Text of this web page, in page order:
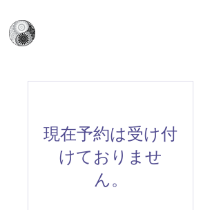
現在予約は受け付
けておりませ
ん。